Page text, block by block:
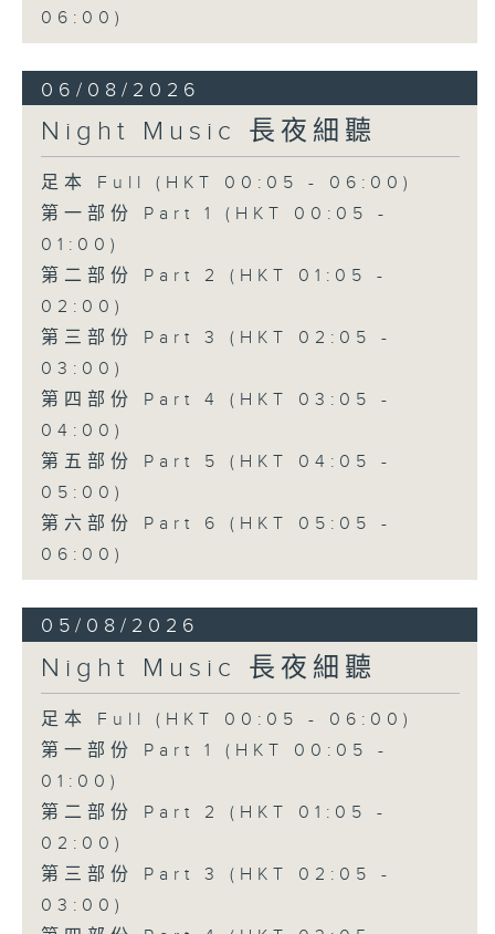
06:00)
06/08/2026
Night Music 長夜細聽
足本 Full (HKT 00:05 - 06:00)
第一部份 Part 1 (HKT 00:05 -
01:00)
第二部份 Part 2 (HKT 01:05 -
02:00)
第三部份 Part 3 (HKT 02:05 -
03:00)
第四部份 Part 4 (HKT 03:05 -
04:00)
第五部份 Part 5 (HKT 04:05 -
05:00)
第六部份 Part 6 (HKT 05:05 -
06:00)
05/08/2026
Night Music 長夜細聽
足本 Full (HKT 00:05 - 06:00)
第一部份 Part 1 (HKT 00:05 -
01:00)
第二部份 Part 2 (HKT 01:05 -
02:00)
第三部份 Part 3 (HKT 02:05 -
03:00)